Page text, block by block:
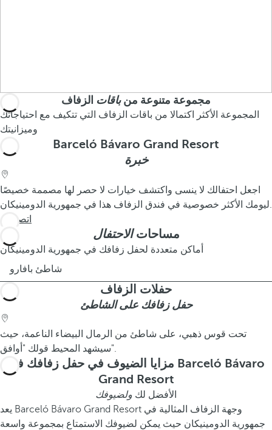
مجموعة متنوعة منباقات الزفاف
المجموعة الأكثر اكتمالا من باقات الزفاف التي تتكيف مع احتياجاتك
وميزانيتك
Barceló Bávaro Grand Resort
خبرة
اجعل احتفالك لا ينسى واكتشف خيارات لا حصر لها مصممة خصيصًا
ليومك الأكثر خصوصية في فندق الزفاف هذا في جمهورية الدومينيكان.
اتصل بنا
مساحاتالاحتفال
أماكن متعددة لحفل زفافك في جمهورية الدومينيكان
شاطئ بافارو
حفلات الزفاف
حفل زفافك على الشاطئ
تحت قوس ذهبي، على شاطئ من الرمال البيضاء الناعمة، حيث
سيشهد المحيط قولك "أوافق".
مزايا الضيوف في حفل زفافك في Barceló Bávaro
Grand Resort
الأفضل لك ولضيوفك
يعد Barceló Bávaro Grand Resort وجهة الزفاف المثالية في
جمهورية الدومينيكان حيث يمكن لضيوفك الاستمتاع بمجموعة واسعة